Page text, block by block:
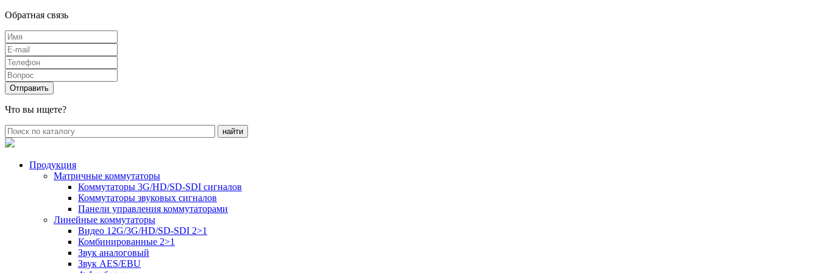
Обратная связь
Что вы ищете?
Продукция
Матричные коммутаторы
Коммутаторы 3G/HD/SD-SDI сигналов
Коммутаторы звуковых сигналов
Панели управления коммутаторами
Линейные коммутаторы
Видео 12G/3G/HD/SD-SDI 2>1
Комбинированные 2>1
Звук аналоговый
Звук AES/EBU